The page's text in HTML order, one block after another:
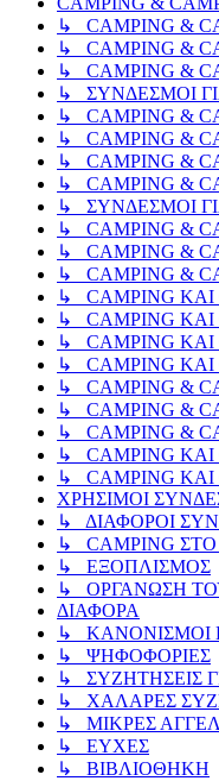
↳ CAMPING &
↳ CAMPING &
↳ CAMPING &
↳ ΣΥΝΔΕΣΜΟΙ
↳ CAMPING &
↳ CAMPING &
↳ CAMPING &
↳ CAMPING &
↳ ΣΥΝΔΕΣΜΟΙ
↳ CAMPING &
↳ CAMPING &
↳ CAMPING &
↳ CAMPING KAI
↳ CAMPING KAI
↳ CAMPING KAI
↳ CAMPING KAI
↳ CAMPING &
↳ CAMPING &
↳ CAMPING &
↳ CAMPING KAI
↳ CAMPING KAI
ΧΡΗΣΙΜΟΙ
↳ ΔΙΑΦΟΡΟΙ
↳ CAMPING
↳ ΕΞΟΠΛΙΣΜΟΣ
↳ ΟΡΓΑΝΩΣΗ
ΔΙΑΦΟΡΑ
↳ ΚΑΝΟΝΙΣΜΟΙ
↳ ΨΗΦΟΦΟΡΙΕΣ
↳ ΣΥΖΗΤΗΣΕΙΣ
↳ ΧΑΛΑΡΕΣ
↳ ΜΙΚΡΕΣ
↳ ΕΥΧΕΣ
↳ ΒΙΒΛΙΟΘΗΚΗ